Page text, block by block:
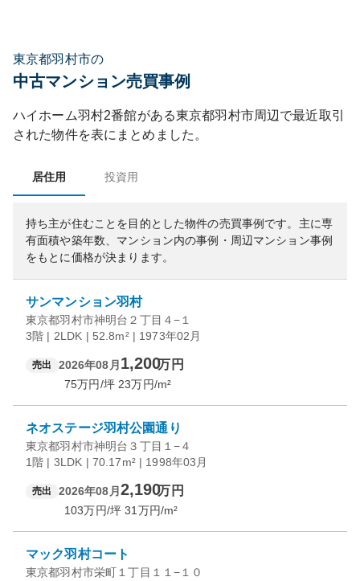
東京都羽村市の
中古マンション売買事例
ハイホーム羽村2番館がある東京都羽村市周辺で最近取引
された物件を表にまとめました。
居住用 投資用
持ち主が住むことを目的とした物件の売買事例です。 主に専
有面積や築年数、マンション内の事例・周辺マンション事例
をもとに価格が決まります。
サンマンション羽村
東京都羽村市神明台２丁目４−１
3階 | 2LDK | 52.8m² | 1973年02月
売出 2026年08月 1,200万円
75万円/坪 23万円/m²
ネオステージ羽村公園通り
東京都羽村市神明台３丁目１−４
1階 | 3LDK | 70.17m² | 1998年03月
売出 2026年08月 2,190万円
103万円/坪 31 万円/m²
マック羽村コート
東京都羽村市栄町１丁目１１−１０